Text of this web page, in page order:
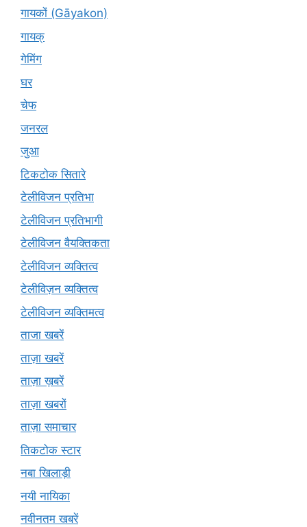
गायकों (Gāyakon)
गायक्
गेमिंग
घर
चेफ
जनरल
जुआ
टिकटोक सितारे
टेलीविजन प्रतिभा
टेलीविजन प्रतिभागी
टेलीविजन वैयक्तिकता
टेलीविजन व्यक्तित्व
टेलीविज़न व्यक्तित्व
टेलीविजन व्यक्तिमत्व
ताजा खबरें
ताज़ा खबरें
ताज़ा ख़बरें
ताज़ा खबरों
ताज़ा समाचार
तिकटोक स्टार
नबा खिलाड़ी
नयी नायिका
नवीनतम खबरें